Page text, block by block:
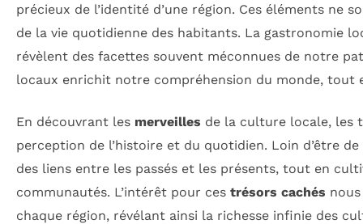
précieux de l’identité d’une région. Ces éléments ne
de la vie quotidienne des habitants. La gastronomie
révèlent des facettes souvent méconnues de notre
locaux enrichit notre compréhension du monde, tout
En découvrant les merveilles de la culture locale, les
perception de l’histoire et du quotidien. Loin d’être
des liens entre les passés et les présents, tout en
communautés. L’intérêt pour ces trésors cachés
chaque région, révélant ainsi la richesse infinie des